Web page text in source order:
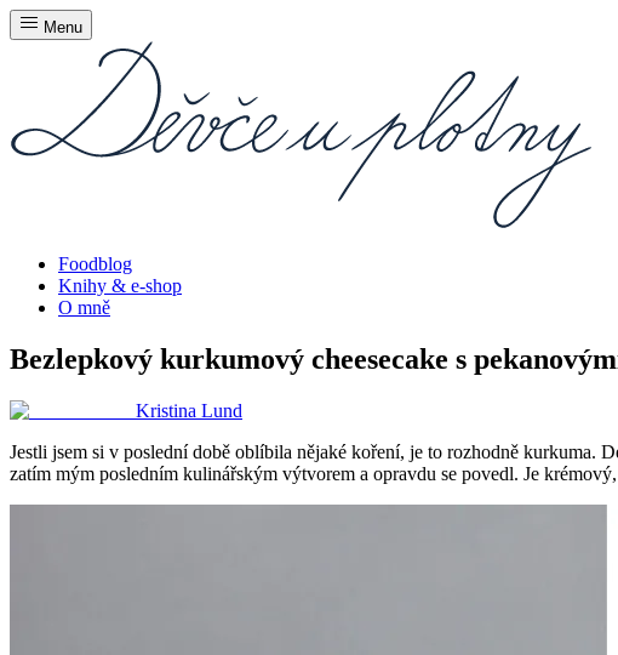
Menu
Foodblog
Knihy & e-shop
O mně
Bezlepkový kurkumový cheesecake s
Kristina Lund
Jestli jsem si v poslední době oblíbila nějaké koření, je to rozhodně kurkuma.
zatím mým posledním kulinářským výtvorem a opravdu se povedl. Je